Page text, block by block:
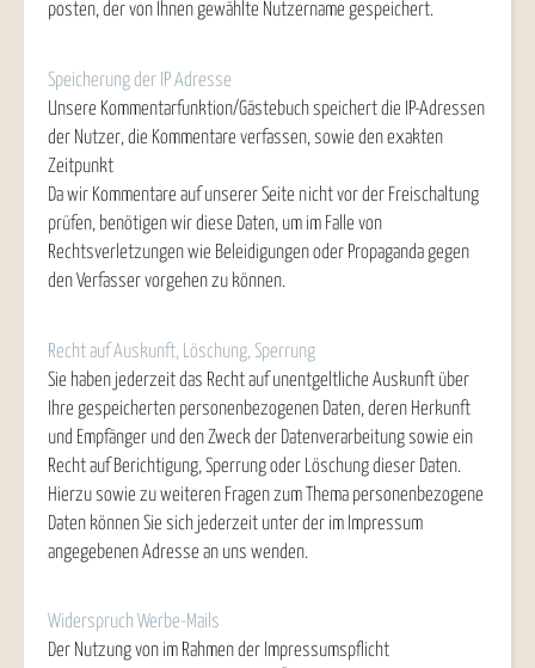
posten, der von Ihnen gewählte Nutzername gespeichert.
Speicherung der IP Adresse
Unsere Kommentarfunktion/Gästebuch speichert die IP-Adressen
der Nutzer, die Kommentare verfassen, sowie den exakten
Zeitpunkt
Da wir Kommentare auf unserer Seite nicht vor der Freischaltung
prüfen, benötigen wir diese Daten, um im Falle von
Rechtsverletzungen wie Beleidigungen oder Propaganda gegen
den Verfasser vorgehen zu können.
Recht auf Auskunft, Löschung, Sperrung
Sie haben jederzeit das Recht auf unentgeltliche Auskunft über
Ihre gespeicherten personenbezogenen Daten, deren Herkunft
und Empfänger und den Zweck der Datenverarbeitung sowie ein
Recht auf Berichtigung, Sperrung oder Löschung dieser Daten.
Hierzu sowie zu weiteren Fragen zum Thema personenbezogene
Daten können Sie sich jederzeit unter der im Impressum
angegebenen Adresse an uns wenden.
Widerspruch Werbe-Mails
Der Nutzung von im Rahmen der Impressumspflicht